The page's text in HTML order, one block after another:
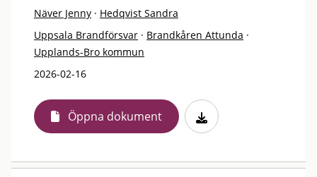
Näver Jenny · Hedqvist Sandra
Uppsala Brandförsvar · Brandkåren Attunda ·
Upplands-Bro kommun
2026-02-16
Öppna dokument